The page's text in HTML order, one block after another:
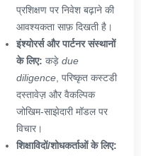
प्रशिक्षण पर निवेश बढ़ाने की
आवश्यकता साफ़ दिखती है।
इंश्योरर्स और पार्टनर संस्थानों
के लिए: कड़े due
diligence, परिष्कृत कस्टडी
दस्तावेज़ और वैकल्पिक
जोखिम-साझेदारी मॉडल पर
विचार।
शिक्षाविदों/शोधकर्ताओं के लिए: